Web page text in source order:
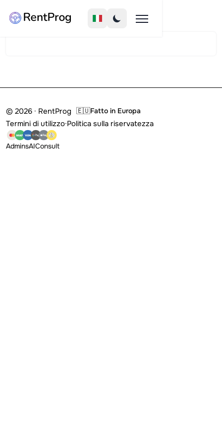
© 2026 · RentProg 🇪🇺Fatto in Europa
Termini di utilizzo·Politica sulla riservatezza
AdminsAIConsult